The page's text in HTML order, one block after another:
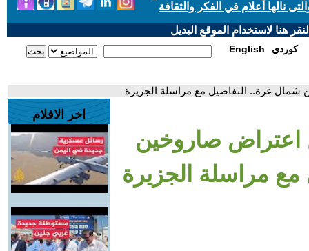
نالها أعلام في الفكر والثقافة
هنا لاستخدام الموقع البديل
English كوردي
شمال غزة.. التفاصيل مع مراسلة الجزيرة
اعتراض صاروخين
مراسلة الجزيرة
اخر الافلام